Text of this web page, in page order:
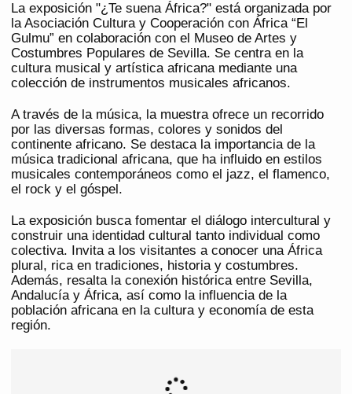
La exposición "¿Te suena África?" está organizada por
la Asociación Cultura y Cooperación con África “El
Gulmu” en colaboración con el Museo de Artes y
Costumbres Populares de Sevilla. Se centra en la
cultura musical y artística africana mediante una
colección de instrumentos musicales africanos.
A través de la música, la muestra ofrece un recorrido
por las diversas formas, colores y sonidos del
continente africano. Se destaca la importancia de la
música tradicional africana, que ha influido en estilos
musicales contemporáneos como el jazz, el flamenco,
el rock y el góspel.
La exposición busca fomentar el diálogo intercultural y
construir una identidad cultural tanto individual como
colectiva. Invita a los visitantes a conocer una África
plural, rica en tradiciones, historia y costumbres.
Además, resalta la conexión histórica entre Sevilla,
Andalucía y África, así como la influencia de la
población africana en la cultura y economía de esta
región.